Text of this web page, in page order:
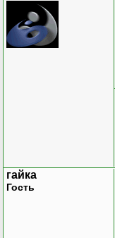
гайка
Гость